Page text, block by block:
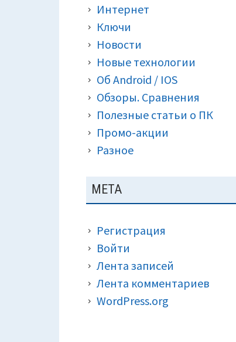
Интернет
Ключи
Новости
Новые технологии
Об Android / IOS
Обзоры. Сравнения
Полезные статьи о ПК
Промо-акции
Разное
МЕТА
Регистрация
Войти
Лента записей
Лента комментариев
WordPress.org